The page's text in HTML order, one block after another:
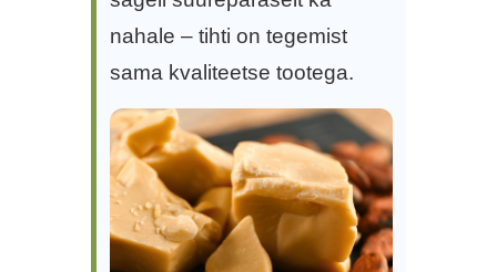
nahale – tihti on tegemist
sama kvaliteetse tootega.